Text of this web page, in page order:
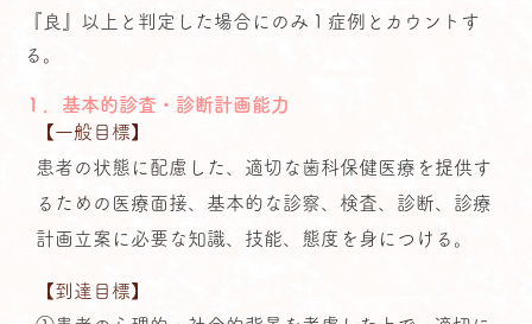
『良』以上と判定した場合にのみ１症例とカウントす
る。
１．基本的診査・診断計画能力
【一般目標】
患者の状態に配慮した、適切な歯科保健医療を提供す
るための医療面接、基本的な診察、検査、診断、診療
計画立案に必要な知識、技能、態度を身につける。
【到達目標】